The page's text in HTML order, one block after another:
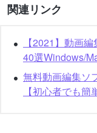
関連リンク
【2021】動画
40選Windows/
無料動画編集ソ
【初心者でも簡